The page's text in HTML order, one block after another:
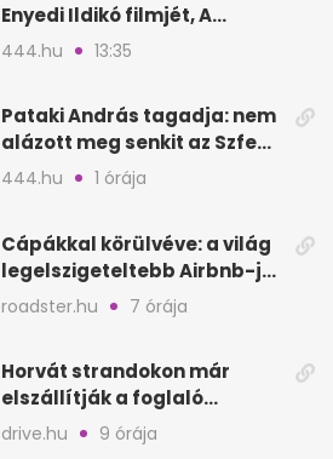
Enyedi Ildikó filmjét, A
Csendes barátot
444.hu 13:35
Pataki András tagadja: nem
alázott meg senkit az Szfe
felvételijén
444.hu 1 órája
Cápákkal körülvéve: a világ
legelszigeteltebb Airbnb-je
a nyílt tengeren
roadster.hu 7 órája
Horvát strandokon már
elszállítják a foglaló
törölközőket is
drive.hu 9 órája